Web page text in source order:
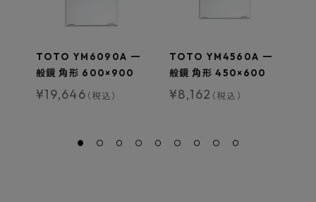
TOTO YM6090A 一
般鏡 角形 600×900
¥19,646 （税込）
TOTO YM4560A 一
般鏡 角形 450×600
¥8,162 （税込）